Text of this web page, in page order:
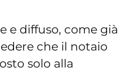
e diffuso, come già
che il notaio
solo alla